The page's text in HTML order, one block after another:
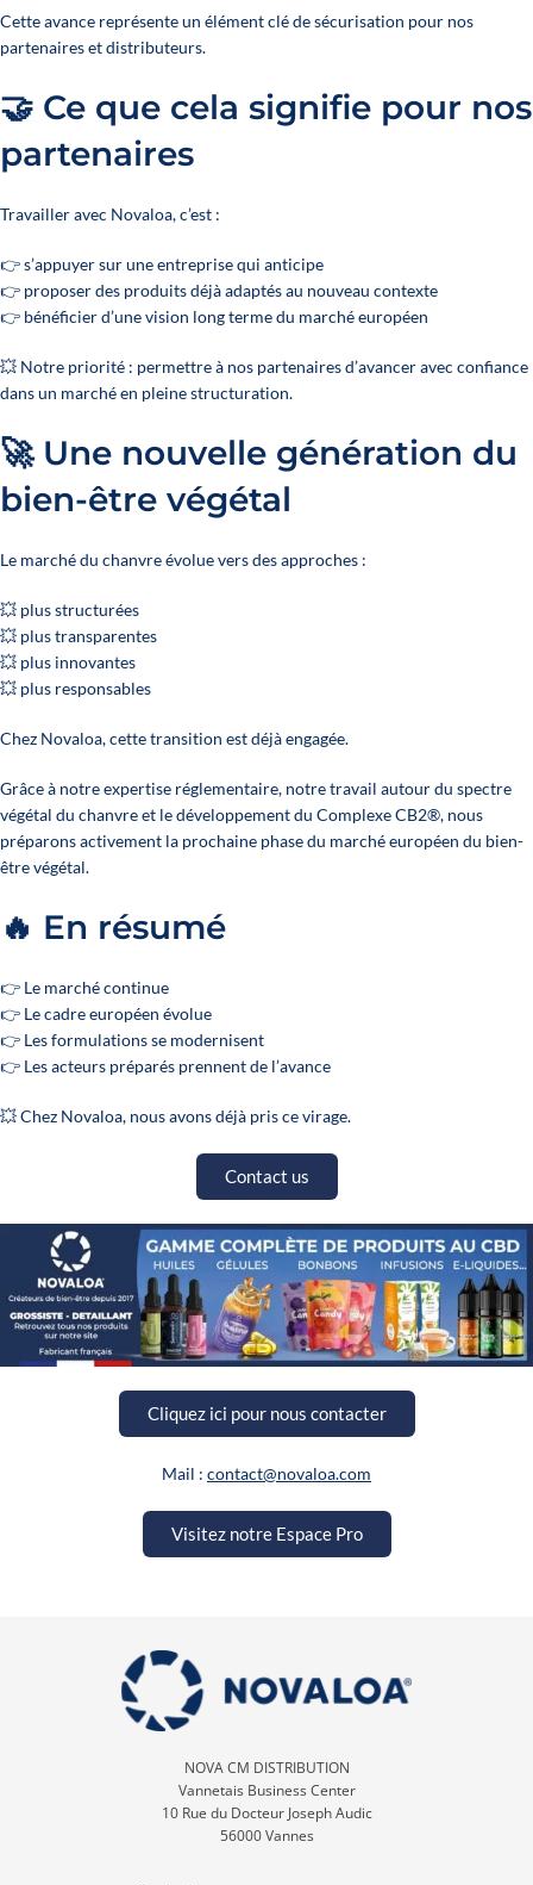
Cette avance représente un élément clé de sécurisation pour nos
partenaires et distributeurs.
🤝 Ce que cela signifie pour nos
partenaires
Travailler avec Novaloa, c’est :
👉 s’appuyer sur une entreprise qui anticipe
👉 proposer des produits déjà adaptés au nouveau contexte
👉 bénéficier d’une vision long terme du marché européen
💥 Notre priorité : permettre à nos partenaires d’avancer avec confiance
dans un marché en pleine structuration.
🚀 Une nouvelle génération du
bien-être végétal
Le marché du chanvre évolue vers des approches :
💥 plus structurées
💥 plus transparentes
💥 plus innovantes
💥 plus responsables
Chez Novaloa, cette transition est déjà engagée.
Grâce à notre expertise réglementaire, notre travail autour du spectre
végétal du chanvre et le développement du Complexe CB2®, nous
préparons activement la prochaine phase du marché européen du bien-
être végétal.
🔥 En résumé
👉 Le marché continue
👉 Le cadre européen évolue
👉 Les formulations se modernisent
👉 Les acteurs préparés prennent de l’avance
💥 Chez Novaloa, nous avons déjà pris ce virage.
Contact us
Cliquez ici pour nous contacter
Mail : contact@novaloa.com
Visitez notre Espace Pro
NOVA CM DISTRIBUTION
Vannetais Business Center
10 Rue du Docteur Joseph Audic
56000 Vannes